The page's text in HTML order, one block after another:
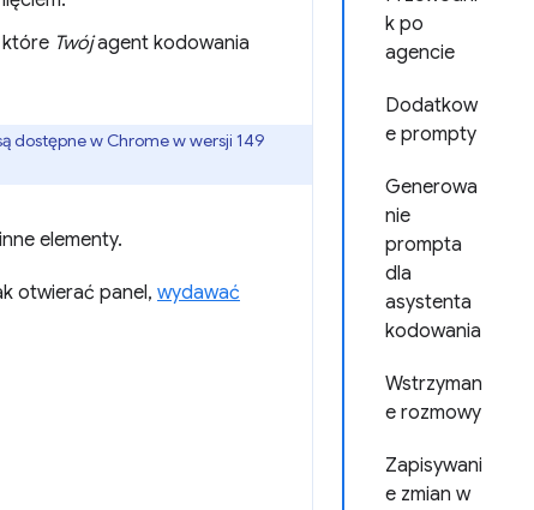
k po
agencie
Dodatkow
e prompty
Generowa
nie
prompta
dla
asystenta
kodowania
Wstrzyman
e rozmowy
Zapisywani
e zmian w
które Twójagent kodowania
dostępne w Chrome w wersji 149
elementy.
otwierać panel, wydawać